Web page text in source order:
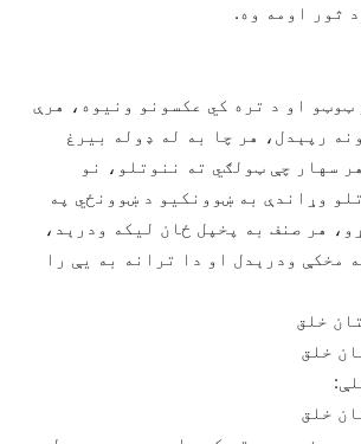
ټوټو او د تره کي عکسونو ونیوه، هرې
رپېدل، هر چا به له ډوله بیرغ
سهار چې ټولګي ته ننوتلو، نو
وړاندې به ښوونکیو د ښوونځي په
هر صنف به پخپل ځان لیکه ودرېد،
مخکې ودرېدل او دا ترانه به یې را
خلق
خلق
خلق